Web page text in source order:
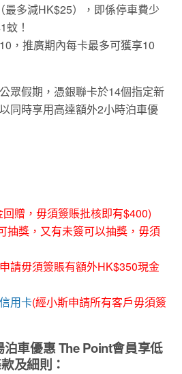
（最多減HK$25），即係停車費少
！
，推廣期內每卡最多可獲享10
眾假期，憑銀聯卡於14個指定新
同時享用高達額外2小時泊車優
回贈，毋須簽賬批核即有$400)
抽獎，又有未簽可以抽獎，毋須
申請毋須簽賬有額外HK$350現金
用卡(經小斯申請所有客戶毋須簽
車優惠 The Point會員享低
及細則：